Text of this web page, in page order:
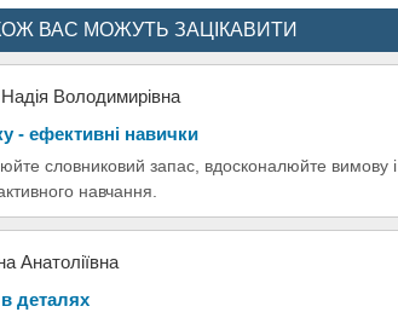
ВАС МОЖУТЬ ЗАЦІКАВИТИ
Володимирівна
- ефективні навички
словниковий запас, вдосконалюйте вимову і
навчання.
Анатоліївна
деталях